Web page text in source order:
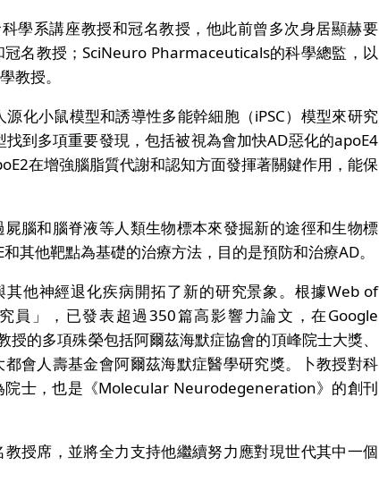
學系講座教授和冠名教授，他此前曾多次身居顯赫要
名教授；SciNeuro Pharmaceuticals的科學總監，以
教授。
化小鼠模型和誘導性多能幹細胞（iPSC）模型來研究
到多項重要發現，包括被視為會加快AD惡化的apoE4
在增強腦脂質代謝和認知方面發揮著關鍵作用，能保
腦和腦脊液等人類生物標本來發掘新的途徑和生物標
其他靶點為基礎的治療方法，目的是預防和治療AD。
他神經退化疾病開拓了新的研究景象。根據Web of
員」，已發表超過350篇高影響力論文，在Google
的多項殊榮包括阿爾茲海默症協會的頂峰院士大獎、
會人壽基金會阿爾茲海默症醫學研究獎。卜教授對科
院士，也是《Molecular Neurodegeneration》的創刊
授席，並將全力支持他繼續努力應對現世代其中一個